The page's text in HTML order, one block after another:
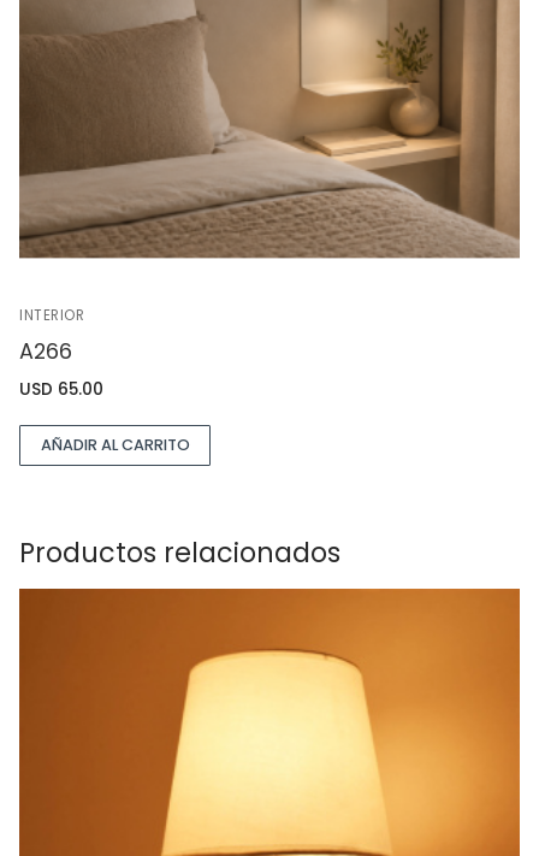
INTERIOR
A266
USD 65.00
AÑADIR AL CARRITO
Productos relacionados